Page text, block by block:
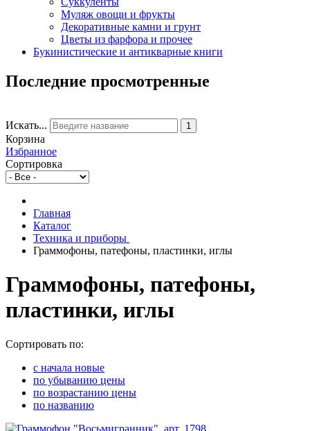
Муляж овощи и фрукты
Декоративные камни и грунт
Цветы из фарфора и прочее
Букинистические и антикварные книги
Последние просмотренные
Искать... 1
Корзина
Избранное
Сортировка
Главная
Каталог
Техника и приборы
Граммофоны, патефоны, пластинки, иглы
Граммофоны, патефоны,
пластинки, иглы
Сортировать по:
c начала новые
по убыванию цены
по возрастанию цены
по названию